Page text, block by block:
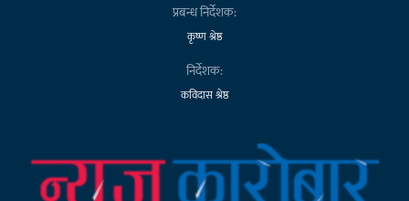
प्रबन्ध निर्देशक:
कृष्ण श्रेष्ठ
निर्देशक:
कविदास श्रेष्ठ